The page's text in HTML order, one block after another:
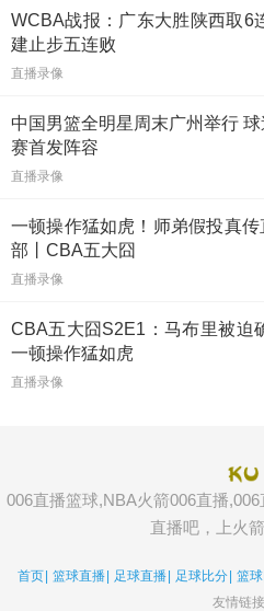
WCBA战报：广东大胜陕西取6
建止步五连败
直播录像
中国男篮全明星周末广州举行
赛首发阵容
直播录像
一顿操作猛如虎！师弟假投真
部丨CBA五大囧
直播录像
CBA五大囧S2E1：马布里被迫
一顿操作猛如虎
直播录像
006直播篮球,NBA火箭006直播
直播吧，上火
首页 篮球直播 足球直播 足球比分 篮
友情链接